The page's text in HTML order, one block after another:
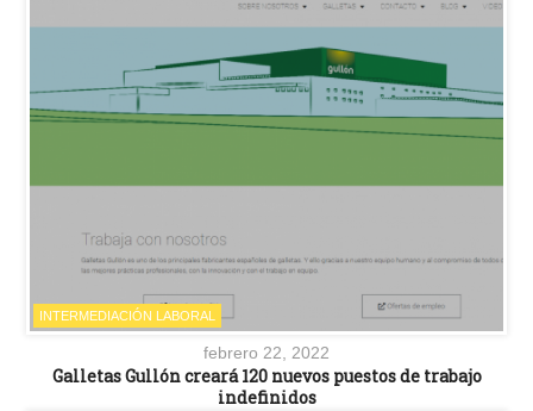
INTERMEDIACIÓN LABORAL
febrero 22, 2022
Galletas Gullón creará 120 nuevos puestos de trabajo
indefinidos